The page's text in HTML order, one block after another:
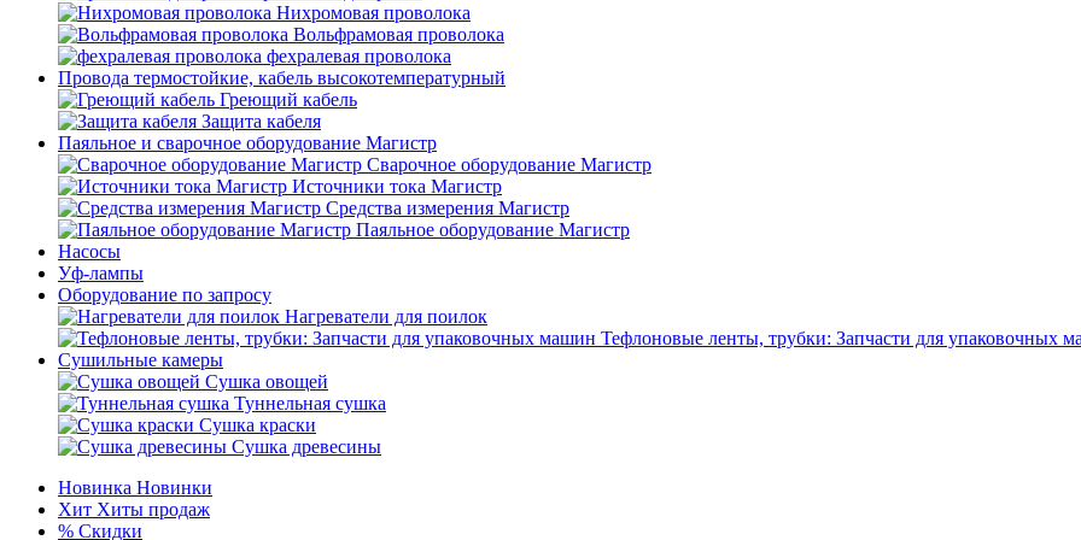
Нихромовая проволока
Вольфрамовая проволока
фехралевая проволока
Провода термостойкие, кабель высокотемпературный
Греющий кабель
Защита кабеля
Паяльное и сварочное оборудование Магистр
Сварочное оборудование Магистр
Источники тока Магистр
Средства измерения Магистр
Паяльное оборудование Магистр
Насосы
Уф-лампы
Оборудование по запросу
Нагреватели для поилок
Тефлоновые ленты, трубки: Запчасти для упаковочных
Сушильные камеры
Сушка овощей
Туннельная сушка
Сушка краски
Сушка древесины
Новинка Новинки
Хит Хиты продаж
% Скидки